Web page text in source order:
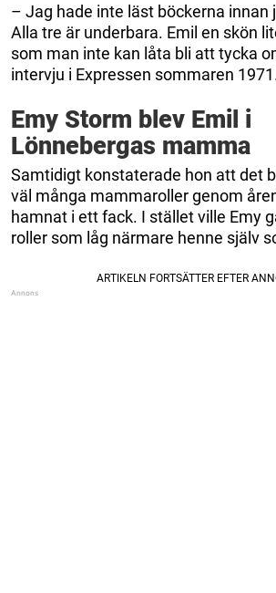
– Jag hade inte läst böckerna innan
Alla tre är underbara. Emil en skön
som man inte kan låta bli att tycka
intervju i Expressen sommaren
Emy Storm blev Emil i
Lönnebergas mamma
Samtidigt konstaterade hon att det
väl många mammaroller genom
hamnat i ett fack. I stället ville Emy
roller som låg närmare henne själv